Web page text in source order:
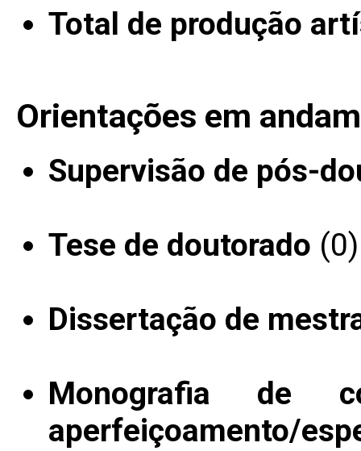
Total de produção
Orientações em
Supervisão de pós-
Tese de doutorado (0)
Dissertação de
Monografia de
aperfeiçoamento/